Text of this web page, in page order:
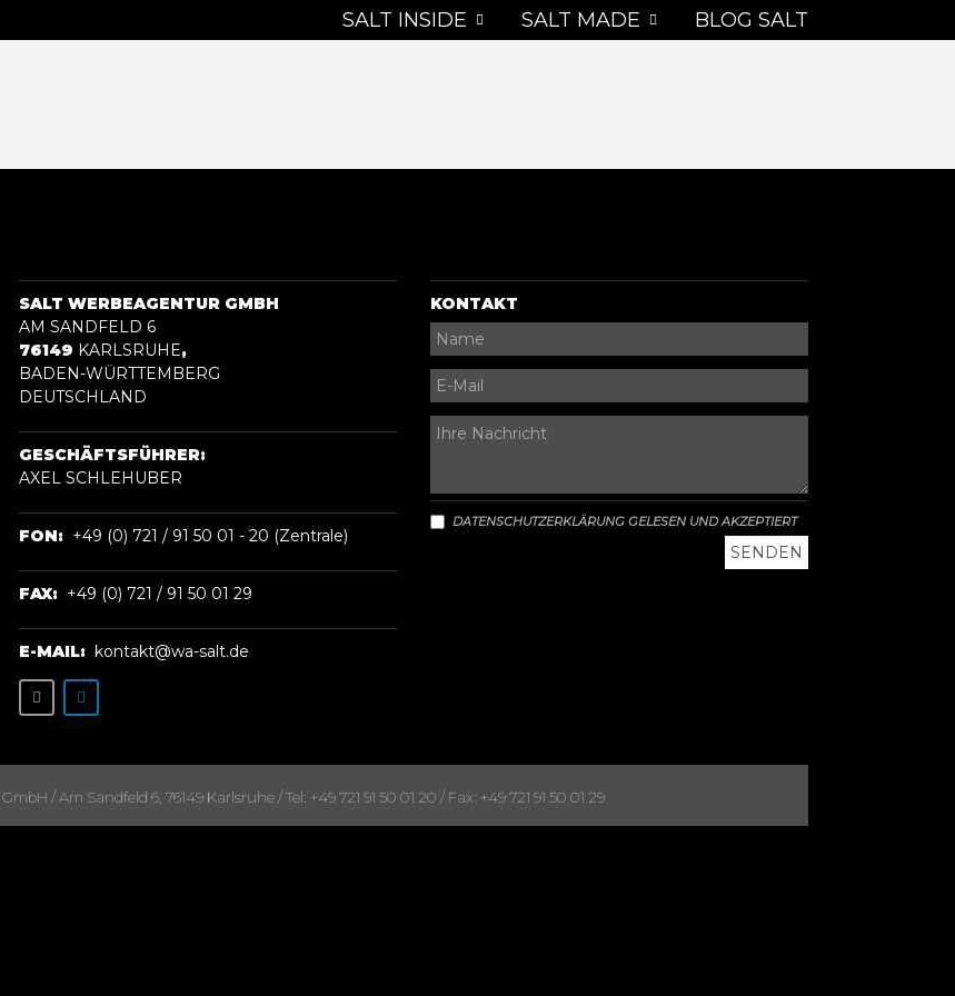
SALT INSIDE SALT MADE BLOG SALT
SALT WERBEAGENTUR GMBH
AM SANDFELD 6
76149 KARLSRUHE,
BADEN-WÜRTTEMBERG
DEUTSCHLAND
GESCHÄFTSFÜHRER:
AXEL SCHLEHUBER
FON: +49 (0) 721 / 91 50 01 - 20 (Zentrale)
FAX: +49 (0) 721 / 91 50 01 29
E-MAIL: kontakt@wa-salt.de
KONTAKT
DATENSCHUTZERKLÄRUNG GELESEN UND AKZEPTIERT
/ Am Sandfeld 6, 76149 Karlsruhe / Tel: +49 721 91 50 01 20 / Fax: +49 721 91 50 01 29